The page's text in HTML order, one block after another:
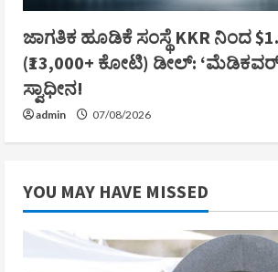
ಜಾಗತಿಕ ಹೂಡಿಕೆ ಸಂಸ್ಥೆ KKR ನಿಂದ
(₹13,000+ ಕೋಟಿ) ಡೀಲ್:
ಸ್ವಾಧೀನ!
admin 07/08/2026
YOU MAY HAVE MISSED